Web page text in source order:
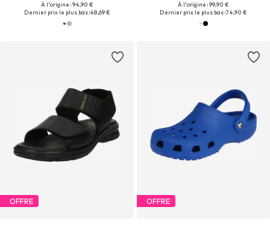
À l'origine : 94,90 €
Dernier prix le plus bas :48,69 €
À l'origine : 99,90 €
Dernier prix le plus bas :74,90 €
OFFRE OFFRE